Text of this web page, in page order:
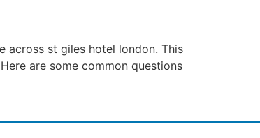
across st giles hotel london. This
are some common questions